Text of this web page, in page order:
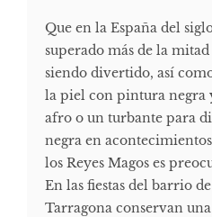
Que en la España del
superado más de la mitad
siendo divertido, así
la piel con pintura negra
afro o un turbante para
negra en
los Reyes Magos es
En las fiestas del barrio
Tarragona conservan